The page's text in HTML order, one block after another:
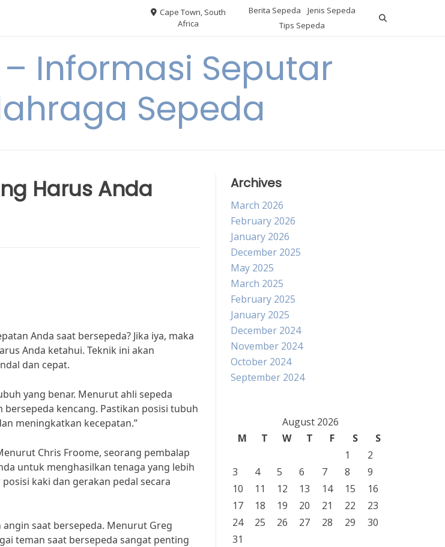
Cape Town, South
Africa
Berita Sepeda
Jenis Sepeda
Tips Sepeda
– Informasi Seputar
Sepeda
Harus Anda
Anda saat bersepeda? Jika iya, maka
Anda ketahui. Teknik ini akan
dan cepat.
yang benar. Menurut ahli sepeda
kencang. Pastikan posisi tubuh
meningkatkan kecepatan.”
Chris Froome, seorang pembalap
untuk menghasilkan tenaga yang lebih
kaki dan gerakan pedal secara
saat bersepeda. Menurut Greg
teman saat bersepeda sangat penting
Archives
March 2026
February 2026
January 2026
December 2025
May 2025
March 2025
February 2025
January 2025
December 2024
November 2024
October 2024
September 2024
August 2026
M
T W T F S
S
1
2
3
4 5 6 7 8
9
10
11 12 13 14 15
16
17
18 19 20 21 22
23
24
25 26 27 28 29
30
31